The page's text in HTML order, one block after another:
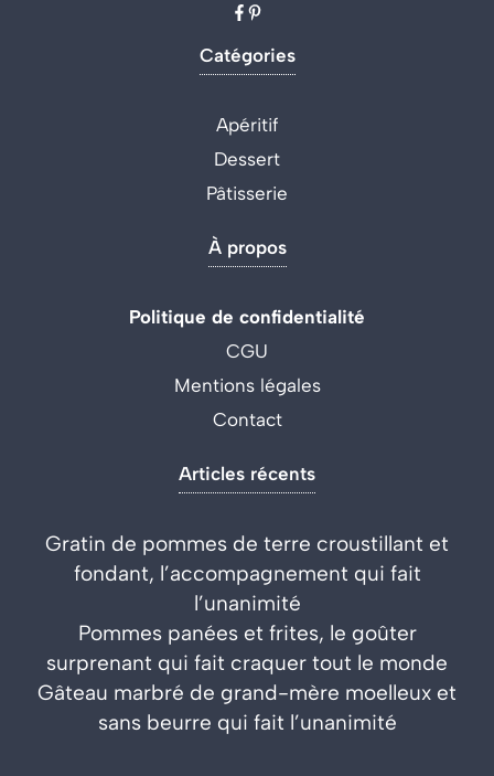
Catégories
Apéritif
Dessert
Pâtisserie
À propos
Politique de confidentialité
CGU
Mentions légales
Contact
Articles récents
Gratin de pommes de terre croustillant et
fondant, l’accompagnement qui fait
l’unanimité
Pommes panées et frites, le goûter
surprenant qui fait craquer tout le monde
Gâteau marbré de grand-mère moelleux et
sans beurre qui fait l’unanimité